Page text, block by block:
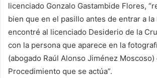
licenciado Gonzalo Gastambide Flores,
bien que en el pasillo antes de entrar a
encontré al licenciado Desiderio de la
con la persona que aparece en la
(abogado Raúl Alonso Jiménez
Procedimiento que se actúa”.